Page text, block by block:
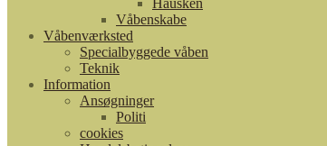
Hausken
Våbenskabe
Våbenværksted
Specialbyggede våben
Teknik
Information
Ansøgninger
Politi
cookies